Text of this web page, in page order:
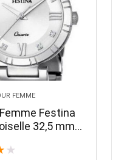
FEMME
Festina
32,5 mm
F16936-A
★